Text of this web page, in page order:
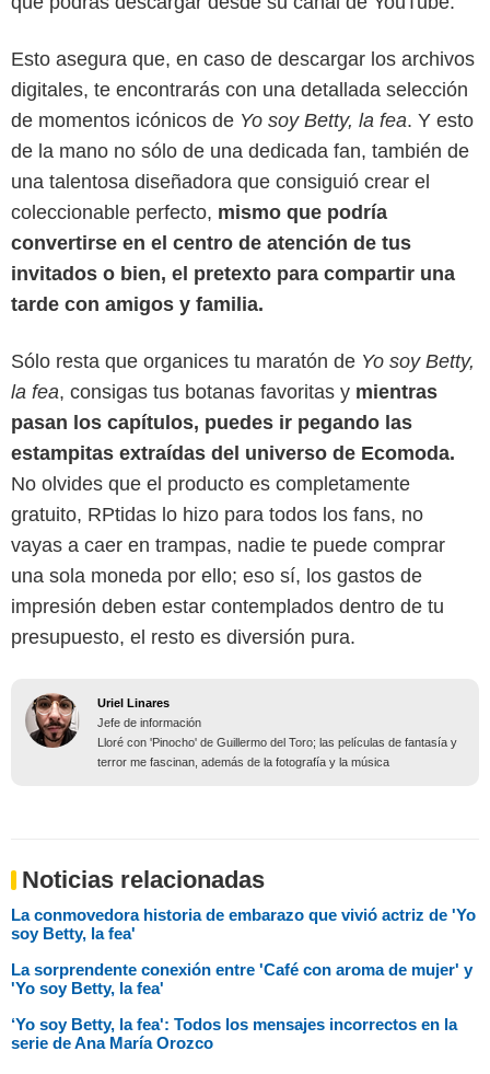
Esto asegura que, en caso de descargar los archivos
digitales, te encontrarás con una detallada selección
de momentos icónicos de Yo soy Betty, la fea. Y esto
de la mano no sólo de una dedicada fan, también de
una talentosa diseñadora que consiguió crear el
coleccionable perfecto, mismo que podría
convertirse en el centro de atención de tus
invitados o bien, el pretexto para compartir una
tarde con amigos y familia.
Sólo resta que organices tu maratón de Yo soy Betty,
la fea, consigas tus botanas favoritas y mientras
pasan los capítulos, puedes ir pegando las
estampitas extraídas del universo de Ecomoda.
No olvides que el producto es completamente
gratuito, RPtidas lo hizo para todos los fans, no
vayas a caer en trampas, nadie te puede comprar
una sola moneda por ello; eso sí, los gastos de
impresión deben estar contemplados dentro de tu
presupuesto, el resto es diversión pura.
Uriel Linares
Jefe de información
Lloré con 'Pinocho' de Guillermo del Toro; las películas de fantasía y
terror me fascinan, además de la fotografía y la música
Noticias relacionadas
La conmovedora historia de embarazo que vivió actriz de 'Yo
soy Betty, la fea'
La sorprendente conexión entre 'Café con aroma de mujer' y
'Yo soy Betty, la fea'
‘Yo soy Betty, la fea': Todos los mensajes incorrectos en la
serie de Ana María Orozco